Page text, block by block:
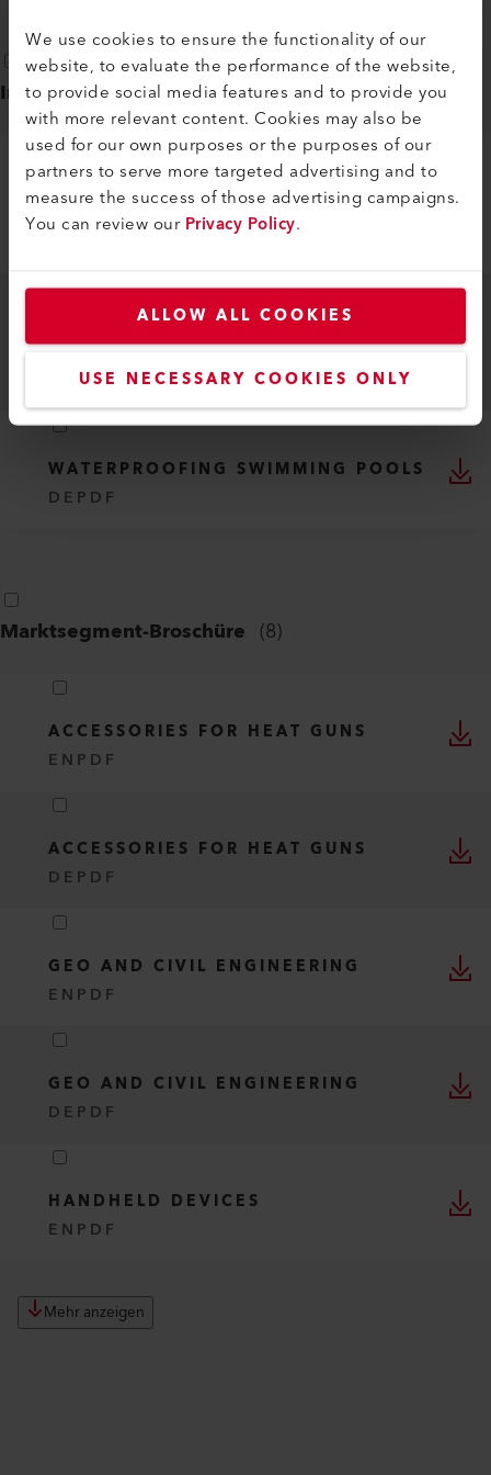
We use cookies to ensure the functionality of our
website, to evaluate the performance of the website,
to provide social media features and to provide you
with more relevant content. Cookies may also be
used for our own purposes or the purposes of our
partners to serve more targeted advertising and to
measure the success of those advertising campaigns.
You can review ourPrivacy Policy.
ALLOW ALL COOKIES
USE NECESSARY COOKIES ONLY
Industriesegmentsbroschüre (3)
PROFESSIONAL SEALING OF
ONSHORE AQUACULTURE FACILITIES
CONTAINERS
PDF
WATERPROOFING SWIMMING POOLS
DE PDF
Marktsegment-Broschüre (8)
ACCESSORIES FOR HEAT GUNS
EN PDF
ACCESSORIES FOR HEAT GUNS
DE PDF
GEO AND CIVIL ENGINEERING
EN PDF
GEO AND CIVIL ENGINEERING
DE PDF
HANDHELD DEVICES
EN PDF
Mehr anzeigen